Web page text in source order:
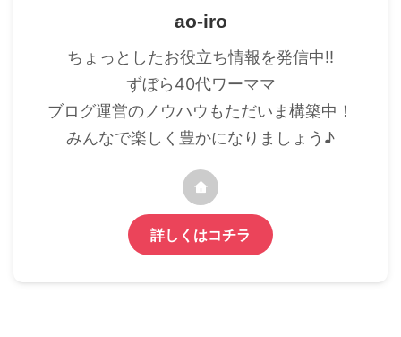
ao-iro
ちょっとしたお役立ち情報を発信中!!
ずぼら40代ワーママ
ブログ運営のノウハウもただいま構築中！
みんなで楽しく豊かになりましょう♪
詳しくはコチラ